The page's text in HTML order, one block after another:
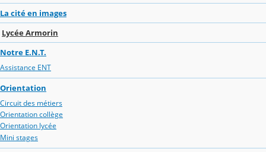
La cité en images
Lycée Armorin
Notre E.N.T.
Assistance ENT
Orientation
Circuit des métiers
Orientation collège
Orientation lycée
Mini stages